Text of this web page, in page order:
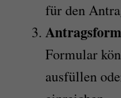
für den
Formular
ausfüllen